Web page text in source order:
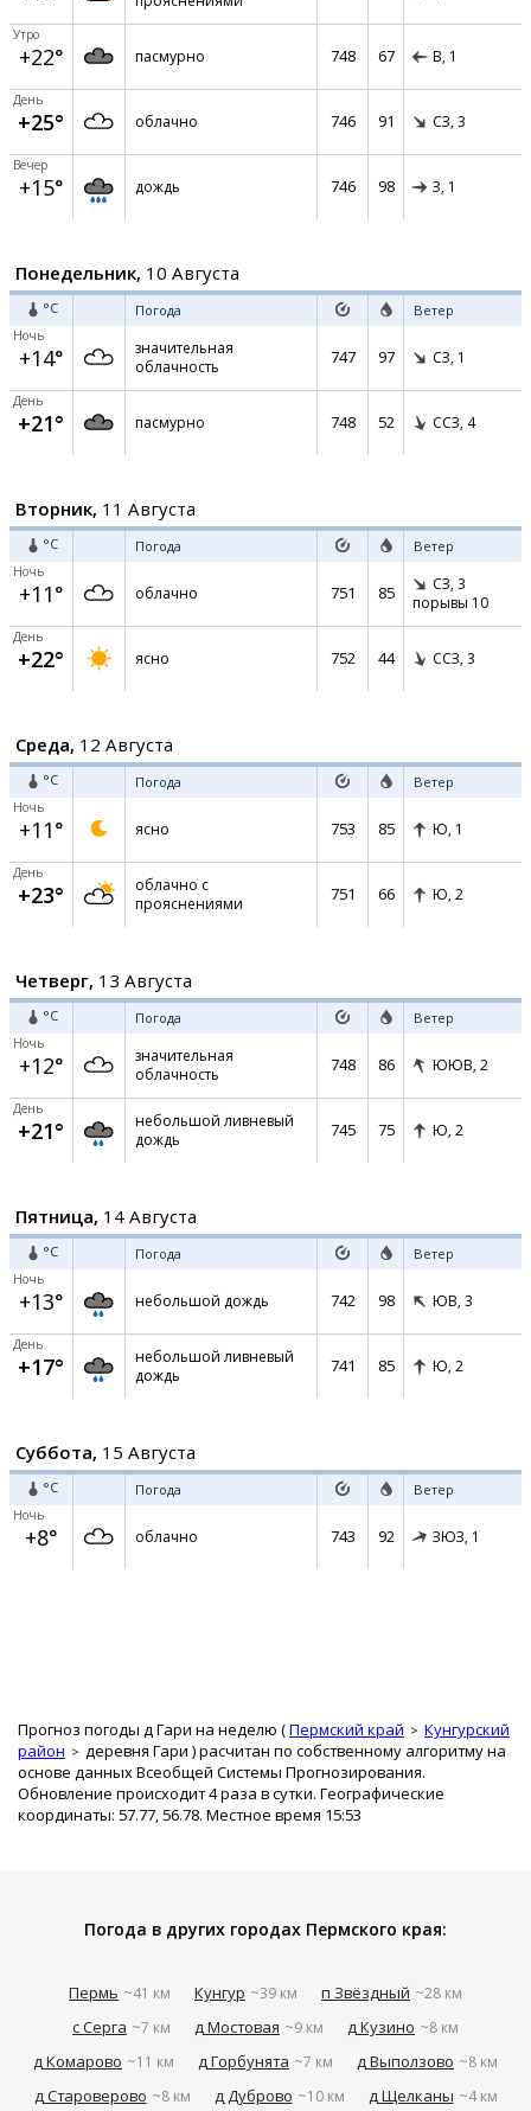
Утро
+22° пасмурно 748 67 В, 1
День
+25° облачно 746 91 СЗ, 3
Вечер
+15° дождь 746 98 З, 1
Понедельник, 10 Августа
°C Погода Ветер
Ночь
+14°
значительная
облачность
747 97 СЗ, 1
День
+21° пасмурно 748 52 ССЗ, 4
Вторник, 11 Августа
°C Погода Ветер
Ночь
+11° облачно 751 85 СЗ, 3
порывы 10
День
+22° ясно 752 44 ССЗ, 3
Среда, 12 Августа
°C Погода Ветер
Ночь
+11° ясно 753 85 Ю, 1
День
+23°
облачно с
прояснениями
751 66 Ю, 2
Четверг, 13 Августа
°C Погода Ветер
Ночь
+12°
значительная
облачность
748 86 ЮЮВ, 2
День
+21°
небольшой ливневый
дождь
745 75 Ю, 2
Пятница, 14 Августа
°C Погода Ветер
Ночь
+13° небольшой дождь 742 98 ЮВ, 3
День
+17°
небольшой ливневый
дождь
741 85 Ю, 2
Суббота, 15 Августа
°C Погода Ветер
Ночь
+8° облачно 743 92 ЗЮЗ, 1
Прогноз погоды д Гари на неделю (Пермский край
Кунгурский
район
деревня Гари ) расчитан по собственному алгоритму на
основе данных Всеобщей Системы Прогнозирования.
Обновление происходит 4 раза в сутки. Географические
координаты: 57.77, 56.78. Местное время 15:53
Погода в других городах Пермского края:
Пермь ~41 км Кунгур ~39 км п Звёздный ~28 км
с Серга ~7 км д Мостовая ~9 км д Кузино ~8 км
д Комарово ~11 км д Горбунята ~7 км д Выползово ~8 км
д Староверово ~8 км д Дуброво ~10 км д Щелканы ~4 км